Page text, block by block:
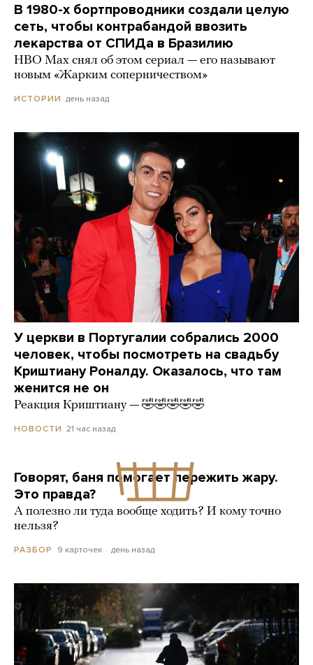
В 1980-х бортпроводники создали целую
сеть, чтобы контрабандой ввозить
лекарства от СПИДа в Бразилию
HBO Max снял об этом сериал — его называют
новым «Жарким соперничеством»
ИСТОРИИ день назад
У церкви в Португалии собрались 2000
человек, чтобы посмотреть на свадьбу
Криштиану Роналду. Оказалось, что там
женится не он
Реакция Криштиану — 🤣🤣🤣🤣🤣
НОВОСТИ 21 час назад
Говорят, баня помогает пережить жару.
Это правда?
А полезно ли туда вообще ходить? И кому точно
нельзя?
РАЗБОР 9 карточек день назад